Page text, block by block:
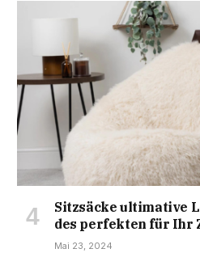
Sitzsäcke ultimative
des perfekten für Ihr
Mai 23, 2024